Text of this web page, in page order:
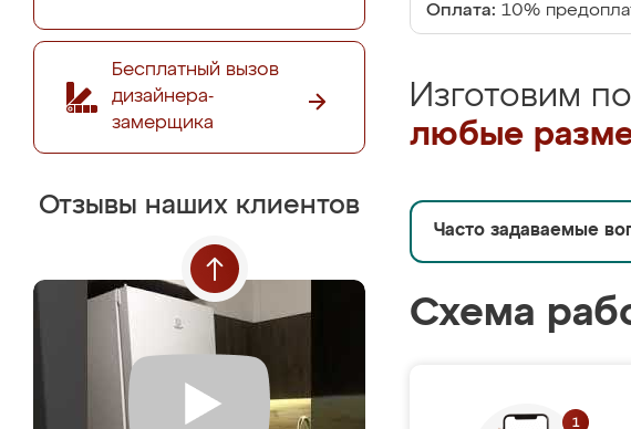
Бесплатный вызов
дизайнера-
замерщика
Отзывы наших клиентов
Оплата: 10%
Изготовим
любые
Часто задаваемые
Схема